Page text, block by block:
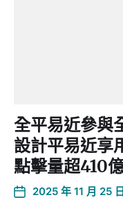
全平易近參與
設計平易近享
點擊量超410
2025 年 11 月 25 日